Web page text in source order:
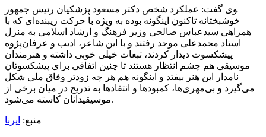
‍وی گفت: عملکرد شخص دکتر مسعود پزشکیان رئیس جمهور
خوشبختانه تاکنون اینگونه بوده به ویژه با حرکت زیبنده‌ای که با
همراهی سیدعباس صالحی وزیر فرهنگ و ارشاد اسلامی به منزل
استاد محمدعلی موحد رفتند و با این شاعر، ادیب و عرفان‌پژوه
پیشکسوت دیدار کردند، تبعات خیلی خوبی داشته و هنرمندان
موسیقی هم چشم انتظار هستند تا چنین اتفاقی برای پیشکسوتان
نامدار این هنر بیفتد و اینگونه هم هر چه زودتر وفاق ملی شکل
می‌گیرد و بی‌مهری‌ها، کمبودها و انتقادها به تدریج در میان برخی از
موسیقیدانان کاسته می‌شود.
منبع: ایرنا